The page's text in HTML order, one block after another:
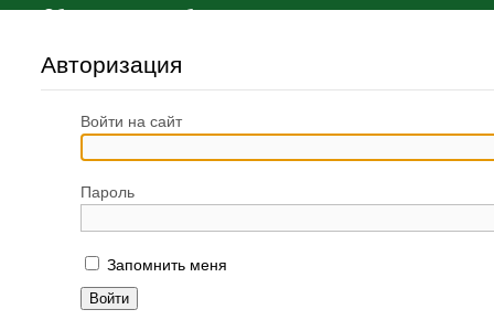
Общественные наблюдения
Авторизация
Войти на сайт
Пароль
Запомнить меня